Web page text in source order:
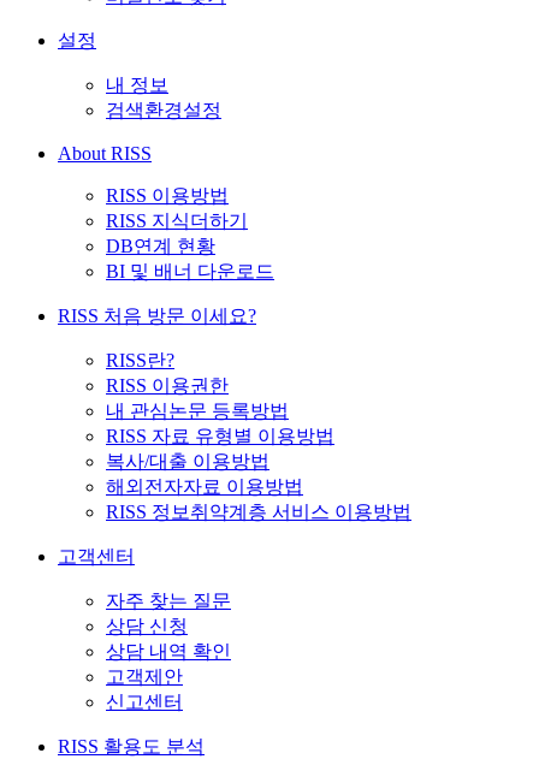
설정
내 정보
검색환경설정
About RISS
RISS 이용방법
RISS 지식더하기
DB연계 현황
BI 및 배너 다운로드
RISS 처음 방문 이세요?
RISS란?
RISS 이용권한
내 관심논문 등록방법
RISS 자료 유형별 이용방법
복사/대출 이용방법
해외전자자료 이용방법
RISS 정보취약계층 서비스 이용방법
고객센터
자주 찾는 질문
상담 신청
상담 내역 확인
고객제안
신고센터
RISS 활용도 분석